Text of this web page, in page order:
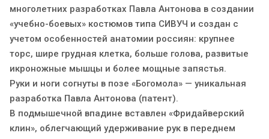
многолетних разработках Павла Антонова в создании
«учебно-боевых» костюмов типа СИВУЧ и создан с
учетом особенностей анатомии россиян: крупнее
торс, шире грудная клетка, больше голова, развитые
икроножные мышцы и более мощные запястья.
Руки и ноги согнуты в позе «Богомола» — уникальная
разработка Павла Антонова (патент).
В подмышечной впадине вставлен «Фридайверский
клин», облегчающий удерживание рук в переднем